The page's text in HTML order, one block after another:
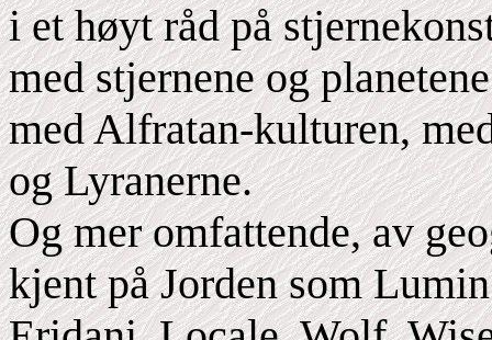
i et høyt råd på
med stjernene og
med Alfratan-kulturen,
og Lyranerne.
Og mer omfattende, av
kjent på Jorden som